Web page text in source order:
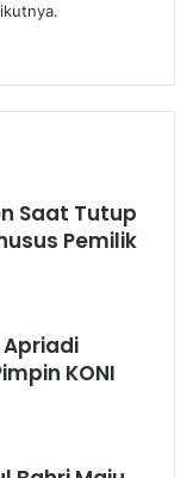
Saat Tutup
Pemilik
Apriadi
KONI